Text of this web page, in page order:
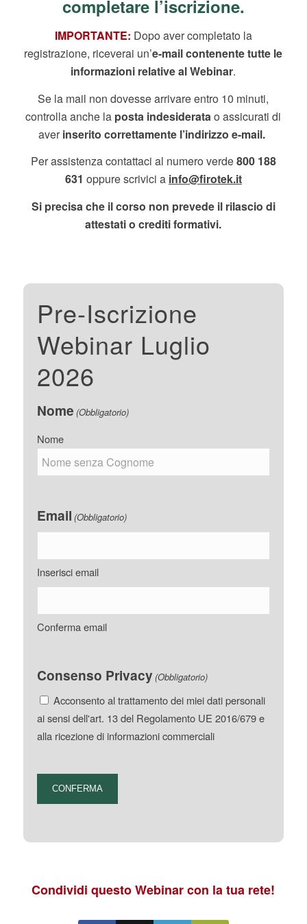
completare l’iscrizione.
IMPORTANTE: Dopo aver completato la
registrazione, riceverai un’e-mail contenente tutte le
informazioni relative al Webinar.
Se la mail non dovesse arrivare entro 10 minuti,
controlla anche la posta indesideratao assicurati di
aver inserito correttamente l’indirizzo e-mail.
Per assistenza contattaci al numero verde800 188
631 oppure scrivici a info@firotek.it
Si precisa che il corso non prevede il rilascio di
attestati o crediti formativi.
Pre-Iscrizione
Webinar Luglio
2026
Nome (Obbligatorio)
Nome
Email (Obbligatorio)
Inserisci email
Conferma email
Consenso Privacy (Obbligatorio)
Acconsento al trattamento dei miei dati personali
ai sensi dell'art. 13 del Regolamento UE 2016/679 e
alla ricezione di informazioni commerciali
Condividi questo Webinar con la tua rete!